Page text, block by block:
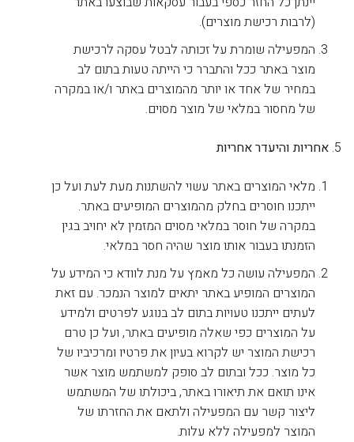
(לרבות רכישת מוצרים).
המפעילה שומרת על זכותה לבטל עסקה לרכישת
מוצר באתר ככל והתברר כי הייתה טעות בתום לב
במחיר של אחד או יותר מהמוצרים באתר ו/או במקרה
של מחסור במלאי של מוצר מסוים.
אחריות והיעדר אחריות
מלאי המוצרים באתר עשוי להשתנות מעת לעת ועל כן
ייתכנו חוסרים בחלק מהמוצרים המופיעים באתר.
במקרה של חוסר במלאי מסוים המזמין לא יחויב בגין
הזמנתו בעבור אותו מוצר שהיה חסר במלאי.
המפעילה עושה כל מאמץ על מנת לוודא כי המידע על
המוצרים המופיע באתר יתאים למוצר הנמכר. עם זאת
לעתים ייתכנו טעויות בתום לב בנוגע לפרטים ולמידע
על המוצרים כפי שאלה מופיעים באתר, ועל כן טרם
רכישת המוצר יש לקרוא בעיון את פרטיו ומרכיביו של
כל מוצר. ככל ובתום לב סופק למשתמש מוצר אשר
אינו תואם את תיאורו באתר, ביכולתו של המשתמש
ליצור קשר עם המפעילה ולתאם את החזרתו של
המוצר למפעילה ללא עלות.